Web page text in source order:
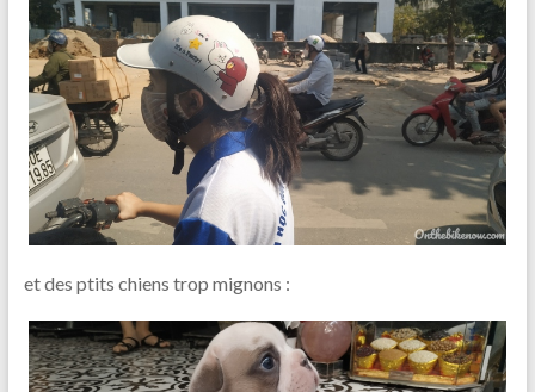
et des ptits chiens trop mignons :